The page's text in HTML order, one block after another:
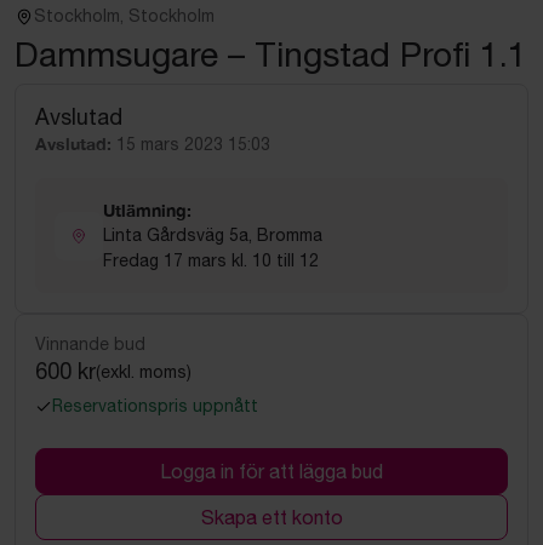
Stockholm, Stockholm
Dammsugare – Tingstad Profi 1.1
Avslutad
Avslutad: 15 mars 2023 15:03
Utlämning:
Linta Gårdsväg 5a, Bromma
Fredag 17 mars kl. 10 till 12
Vinnande bud
600 kr(exkl. moms)
Reservationspris uppnått
Logga in för att lägga bud
Skapa ett konto